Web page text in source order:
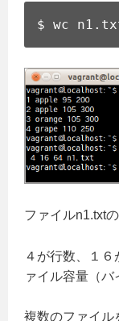
$ wc
ファイルn1.txt
４が行数、１
ァイル容量（バ
複数のファイル